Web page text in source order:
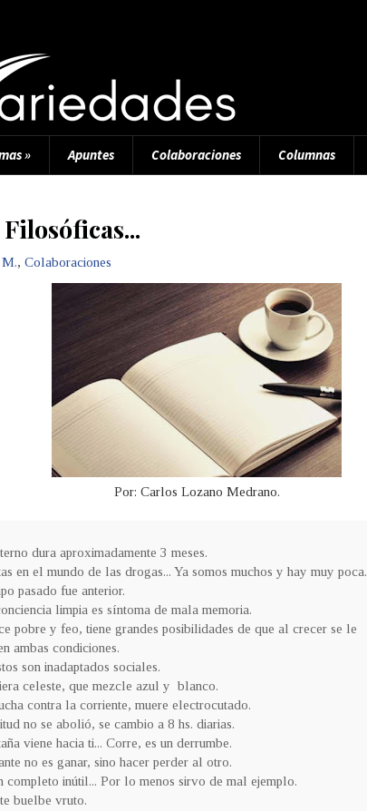
» Apuntes Colaboraciones Columnas
, Colaboraciones
Por: Carlos Lozano Medrano.
dura aproximadamente 3 meses.
en el mundo de las drogas... Ya somos muchos y hay muy poca.
pasado fue anterior.
limpia es síntoma de mala memoria.
pobre y feo, tiene grandes posibilidades de que al crecer se le
condiciones.
son inadaptados sociales.
celeste, que mezcle azul y blanco.
contra la corriente, muere electrocutado.
no se abolió, se cambio a 8 hs. diarias.
viene hacia ti... Corre, es un derrumbe.
no es ganar, sino hacer perder al otro.
completo inútil... Por lo menos sirvo de mal ejemplo.
buelbe vruto.